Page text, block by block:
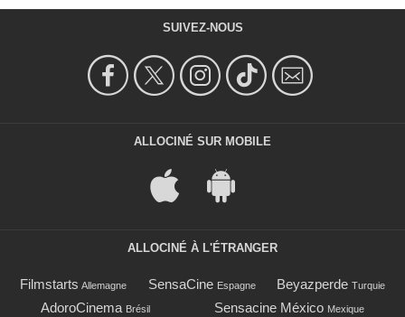
SUIVEZ-NOUS
ALLOCINÉ SUR MOBILE
ALLOCINÉ À L'ÉTRANGER
Filmstarts Allemagne SensaCine Espagne Beyazperde Turquie
AdoroCinema Brésil Sensacine México Mexique